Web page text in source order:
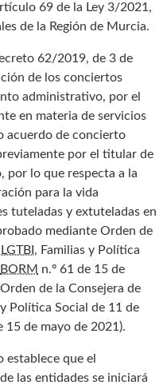
69 de la Ley 3/2021,
de la Región de Murcia.
62/2019, de 3 de
de los conciertos
administrativo, por el
en materia de servicios
acuerdo de concierto
por el titular de
por lo que respecta a la
para la vida
tuteladas y extuteladas en
mediante Orden de
LGTBI , Familias y Política
BORM n.º 61 de 15 de
de la Consejera de
Política Social de 11 de
15 de mayo de 2021).
que el
las entidades se iniciará